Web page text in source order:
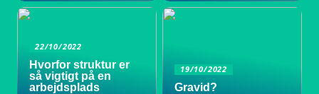
22/10/2022
Hvorfor struktur er
så vigtigt på en
arbejdsplads
19/10/2022
Gravid?